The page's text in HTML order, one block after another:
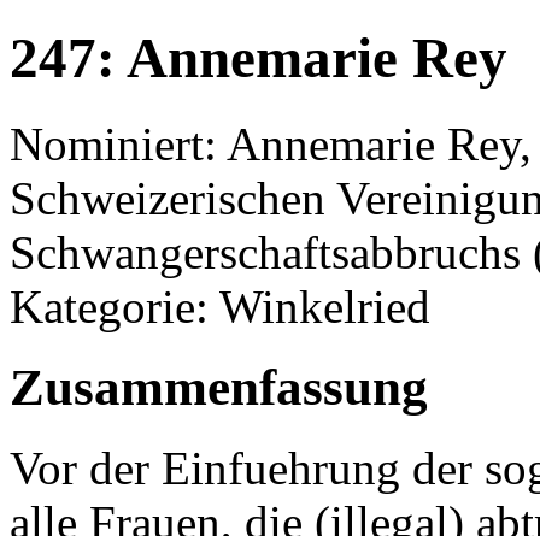
247: Annemarie Rey
Nominiert: Annemarie
Schweizerischen
Schwangerschaftsabbruchs
Kategorie: Winkelried
Zusammenfassung
Vor der Einfuehrung der
alle Frauen, die (illegal)